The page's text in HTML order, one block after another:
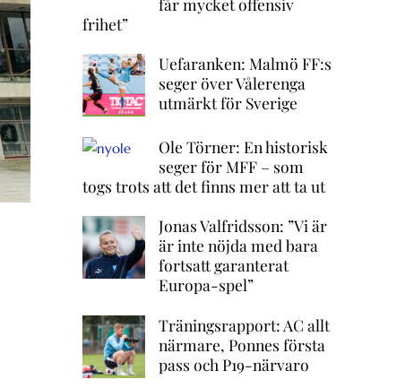
får mycket offensiv
frihet”
Uefaranken: Malmö FF:s
seger över Vålerenga
utmärkt för Sverige
Ole Törner: En historisk
seger för MFF – som
togs trots att det finns mer att ta ut
Jonas Valfridsson: ”Vi är
är inte nöjda med bara
fortsatt garanterat
Europa-spel”
Träningsrapport: AC allt
närmare, Ponnes första
pass och P19-närvaro